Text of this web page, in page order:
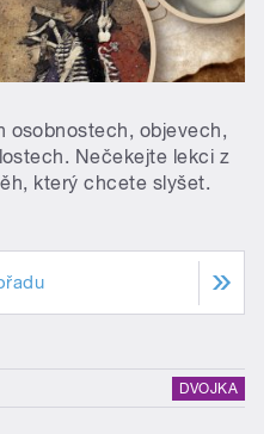
osobnostech, objevech,
Nečekejte lekci z
který chcete slyšet.
DVOJKA